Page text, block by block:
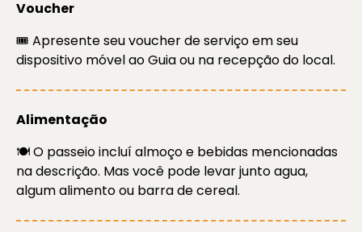
Voucher
🎟️ Apresente seu voucher de serviço em seu
dispositivo móvel ao Guia ou na recepção do local.
Alimentação
🍽️ O passeio incluí almoço e bebidas mencionadas
na descrição. Mas você pode levar junto agua,
algum alimento ou barra de cereal.